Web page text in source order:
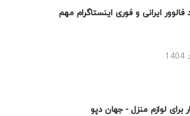
ایرانی و فوری اینستاگرام مهم
برای لوازم منزل - جهان دپو